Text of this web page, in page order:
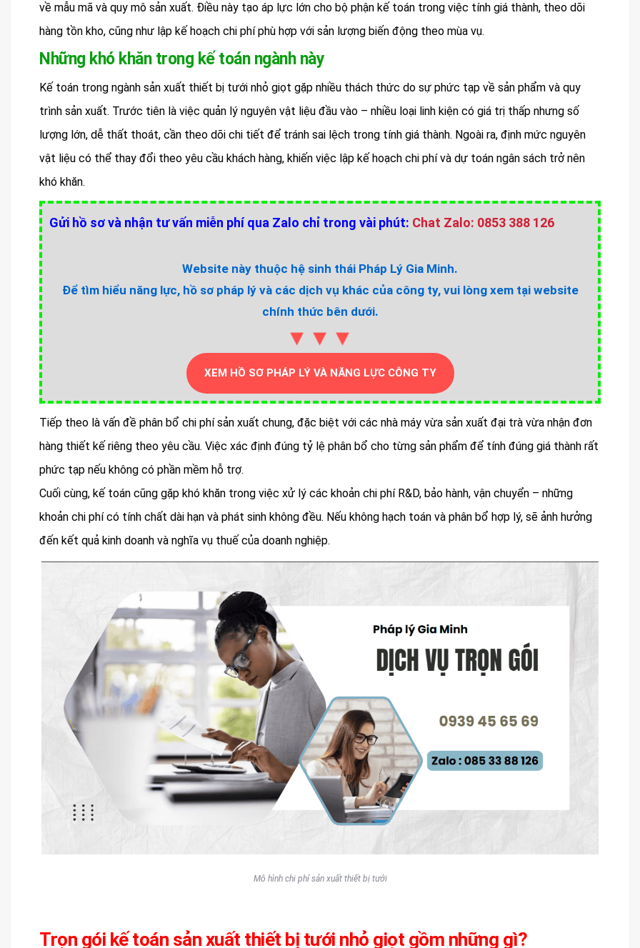
về mẫu mã và quy mô sản xuất. Điều này tạo áp lực lớn cho bộ phận kế toán trong việc tính giá thành, theo dõi
hàng tồn kho, cũng như lập kế hoạch chi phí phù hợp với sản lượng biến động theo mùa vụ.
Những khó khăn trong kế toán ngành này
Kế toán trong ngành sản xuất thiết bị tưới nhỏ giọt gặp nhiều thách thức do sự phức tạp về sản phẩm và quy
trình sản xuất. Trước tiên là việc quản lý nguyên vật liệu đầu vào – nhiều loại linh kiện có giá trị thấp nhưng số
lượng lớn, dễ thất thoát, cần theo dõi chi tiết để tránh sai lệch trong tính giá thành. Ngoài ra, định mức nguyên
vật liệu có thể thay đổi theo yêu cầu khách hàng, khiến việc lập kế hoạch chi phí và dự toán ngân sách trở nên
khó khăn.
Gửi hồ sơ và nhận tư vấn miễn phí qua Zalo chỉ trong vài phút: Chat Zalo: 0853 388 126
Website này thuộc hệ sinh thái Pháp Lý Gia Minh.
Để tìm hiểu năng lực, hồ sơ pháp lý và các dịch vụ khác của công ty, vui lòng xem tại website
chính thức bên dưới.
▼▼▼
XEM HỒ SƠ PHÁP LÝ VÀ NĂNG LỰC CÔNG TY
Tiếp theo là vấn đề phân bổ chi phí sản xuất chung, đặc biệt với các nhà máy vừa sản xuất đại trà vừa nhận đơn
hàng thiết kế riêng theo yêu cầu. Việc xác định đúng tỷ lệ phân bổ cho từng sản phẩm để tính đúng giá thành rất
phức tạp nếu không có phần mềm hỗ trợ.
Cuối cùng, kế toán cũng gặp khó khăn trong việc xử lý các khoản chi phí R&D, bảo hành, vận chuyển – những
khoản chi phí có tính chất dài hạn và phát sinh không đều. Nếu không hạch toán và phân bổ hợp lý, sẽ ảnh hưởng
đến kết quả kinh doanh và nghĩa vụ thuế của doanh nghiệp.
Mô hình chi phí sản xuất thiết bị tưới
Trọn gói kế toán sản xuất thiết bị tưới nhỏ giọt gồm những gì?